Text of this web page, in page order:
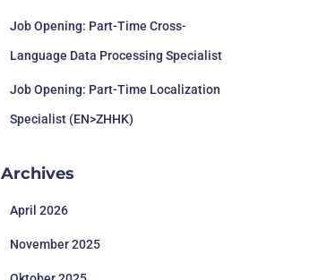
Job Opening: Part-Time Cross-
Language Data Processing Specialist
Job Opening: Part-Time Localization
Specialist (EN>ZHHK)
Archives
April 2026
November 2025